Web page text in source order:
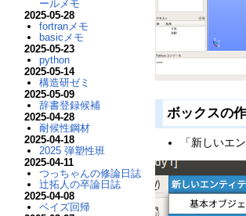
ボックスの
「新しいエ
ールメモ
2025-05-28
fortranメモ
basicメモ
2025-05-23
python
2025-05-14
構造研ゼミ
2025-05-09
辞書登録候補
2025-04-28
耐候性鋼材
2025-04-18
2025 弾塑性班
2025-04-11
つっちゃんの修論日誌
辻拓人の卒論日誌
2025-04-08
ベイズ回帰